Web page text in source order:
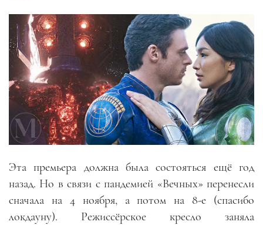
Эта премьера должна была состояться ещё год
назад. Но в связи с пандемией «Вечных» перенесли
сначала на 4 ноября, а потом на 8-е (спасибо
локдауну). Режиссёрское кресло заняла